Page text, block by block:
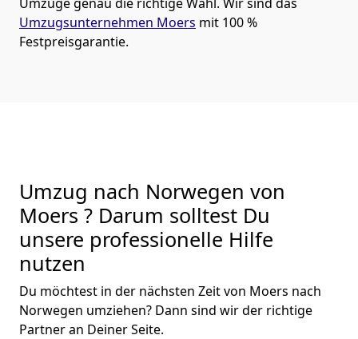
Umzugsunternehmen Moers mit 100 %
Festpreisgarantie.
Umzug nach Norwegen von
Moers ? Darum solltest Du
unsere professionelle Hilfe
nutzen
Du möchtest in der nächsten Zeit von Moers nach
Norwegen umziehen? Dann sind wir der richtige
Partner an Deiner Seite.